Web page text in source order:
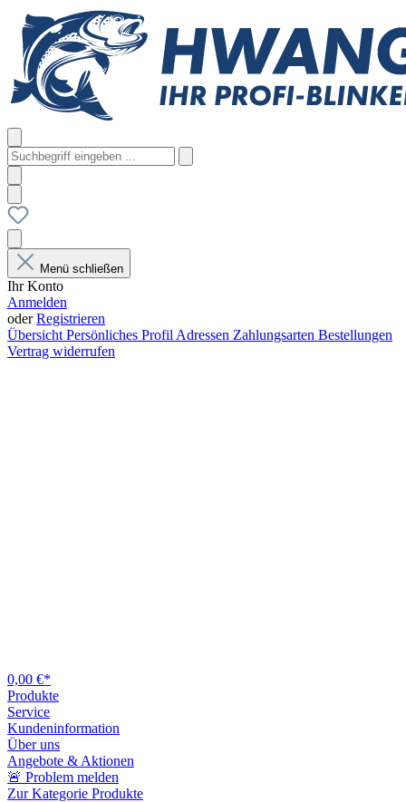
Menü schließen
Ihr Konto
Anmelden
oderRegistrieren
Übersicht Persönliches Profil Adressen Zahlungsarten Bestellungen
Vertrag widerrufen
0,00 €*
Produkte
Service
Kundeninformation
Über uns
Angebote & Aktionen
🚨 Problem melden
Zur Kategorie Produkte